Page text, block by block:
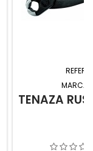
MARCA:
TENAZA